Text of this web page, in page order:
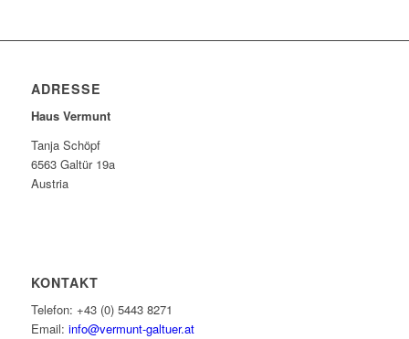
ADRESSE
Haus Vermunt
Tanja Schöpf
6563 Galtür 19a
Austria
KONTAKT
Telefon: +43 (0) 5443 8271
Email: info@vermunt-galtuer.at